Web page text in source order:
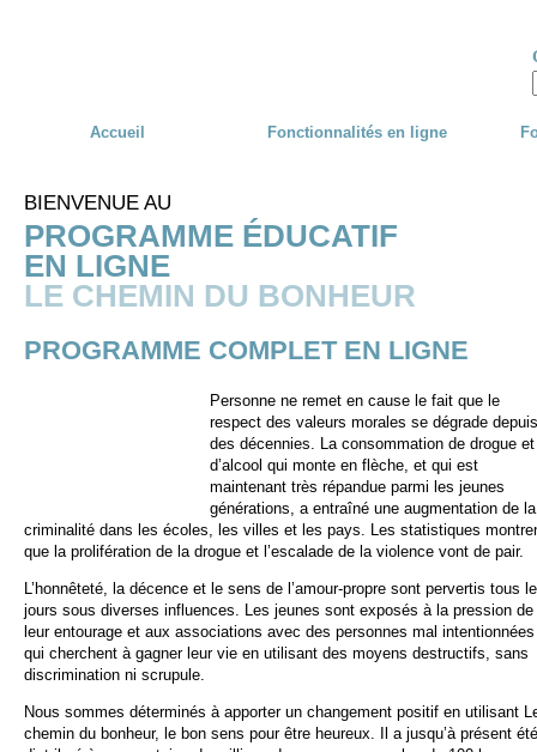
Accueil Fonctionnalités en ligne
BIENVENUE AU
PROGRAMME ÉDUCATIF
EN LIGNE
LE CHEMIN DU BONHEUR
PROGRAMME COMPLET EN LIGNE
Personne ne remet en cause le fait que le
respect des valeurs morales se dégrade depuis
des décennies. La consommation de drogue et
d’alcool qui monte en flèche, et qui est
maintenant très répandue parmi les jeunes
générations, a entraîné une augmentation de la
criminalité dans les écoles, les villes et les pays. Les statistiques
que la prolifération de la drogue et l’escalade de la violence vont de pair.
L’honnêteté, la décence et le sens de l’amour-propre sont pervertis tous
jours sous diverses influences. Les jeunes sont exposés à la pression de
leur entourage et aux associations avec des personnes mal intentionnées
qui cherchent à gagner leur vie en utilisant des moyens destructifs, sans
discrimination ni scrupule.
Nous sommes déterminés à apporter un changement positif en utilisant
chemin du bonheur, le bon sens pour être heureux. Il a jusqu’à présent été